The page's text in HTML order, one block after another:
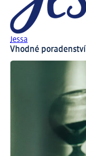
Jessa
Vhodné poradenství